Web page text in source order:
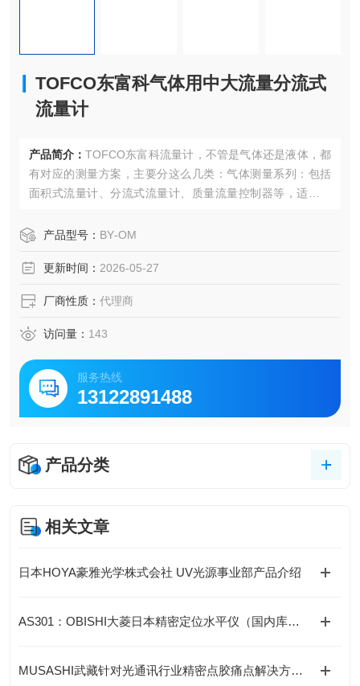
TOFCO东富科气体用中大流量分流式
流量计
产品简介： TOFCO东富科流量计，不管是气体还是液体，都
有对应的测量方案，主要分这么几类：气体测量系列：包括
面积式流量计、分流式流量计、质量流量控制器等，适合洁
计、电磁式流量计、叶轮式流量计等，能应对纯水、药液等
滤器、数显表等周边零部件，方便配套使用。TOFCO东富科
产品型号： BY‑OM
更新时间： 2026-05-27
厂商性质： 代理商
访问量： 143
服务热线
13122891488
产品分类
相关文章
日本HOYA豪雅光学株式会社 UV光源事业部产品介绍
AS301：OBISHI大菱日本精密定位水平仪（国内库存）
MUSASHI武藏针对光通讯行业精密点胶痛点解决方案---ML-6000X精密点胶控制器